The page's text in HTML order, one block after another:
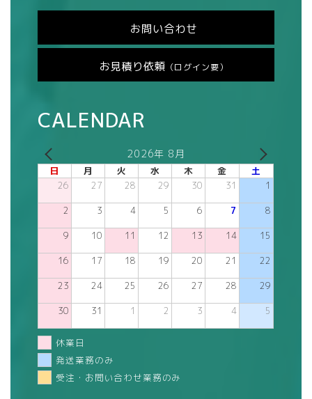
お問い合わせ
お見積り依頼 （ログイン要）
CALENDAR
2026年 8月
日 月 火 水 木 金 土
26 27 28 29 30 31 1
2 3 4 5 6 7 8
9 10 11 12 13 14 15
16 17 18 19 20 21 22
23 24 25 26 27 28 29
30 31 1 2 3 4 5
休業日
発送業務のみ
受注・お問い合わせ業務のみ